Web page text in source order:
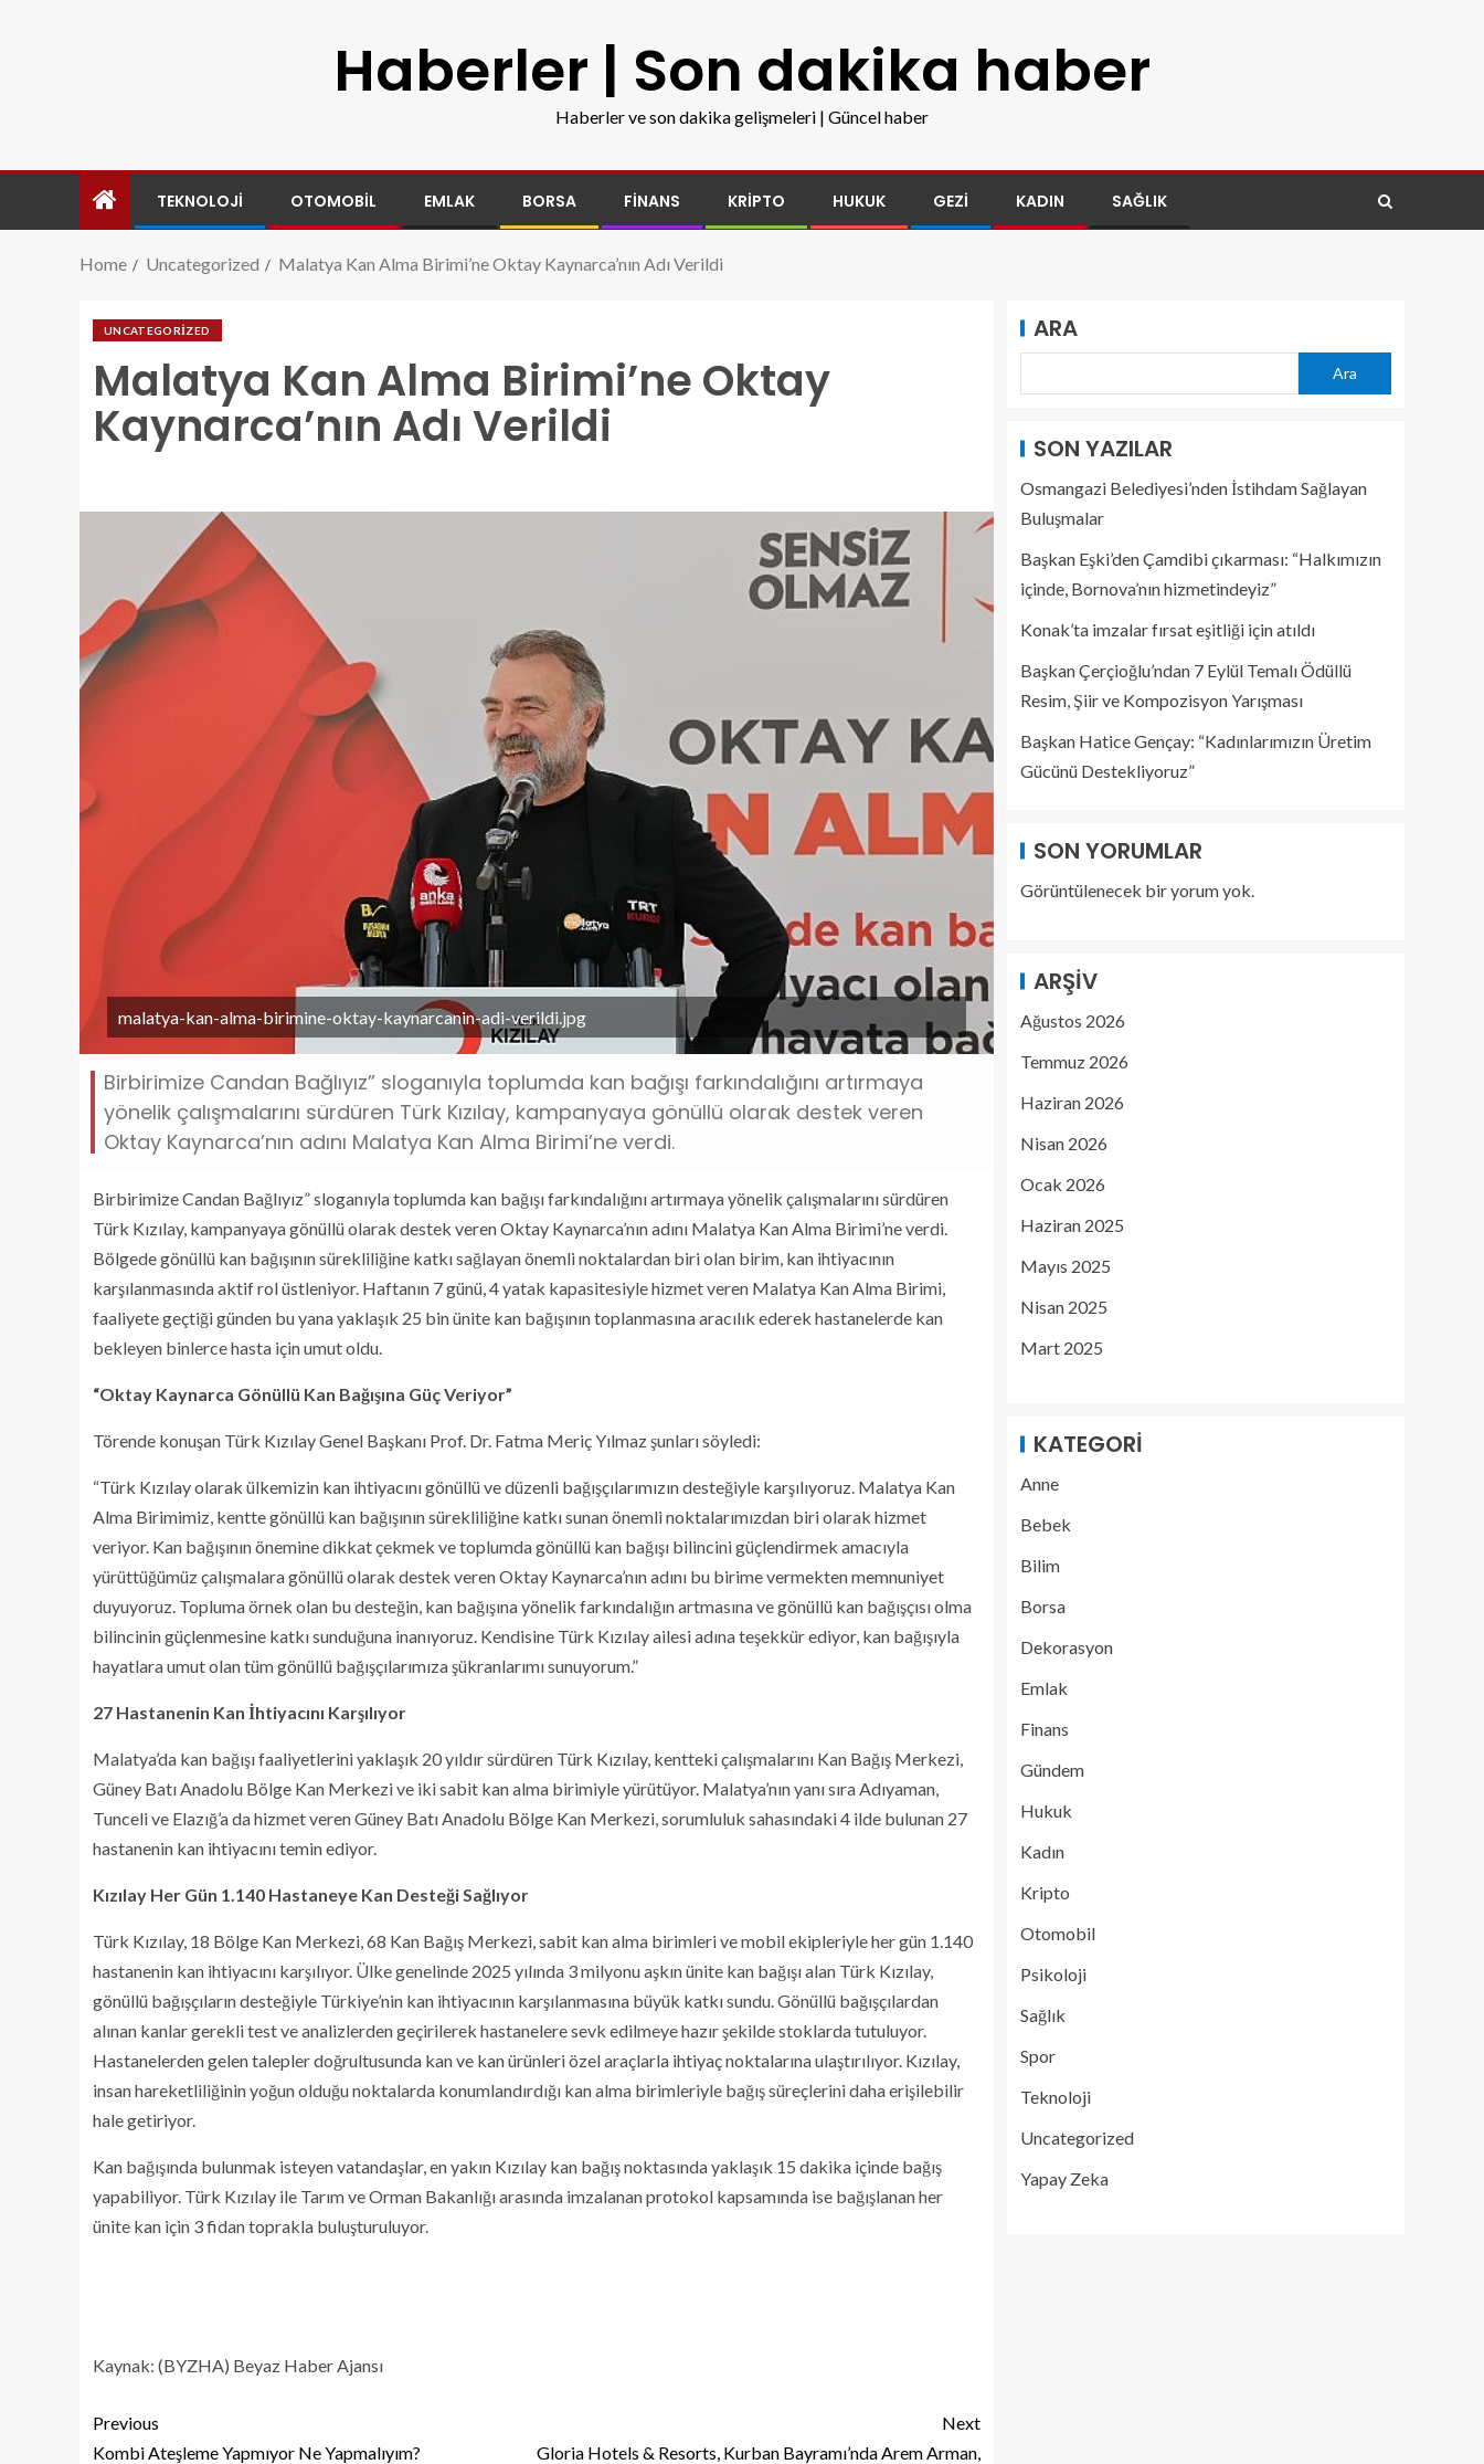
Haberler | Son dakika haber
Haberler ve son dakika gelişmeleri | Güncel haber
TEKNOLOJI OTOMOBIL EMLAK BORSA FINANS KRIPTO HUKUK GEZI KADIN SAĞLIK
Home Uncategorized Malatya Kan Alma Birimi’ne Oktay Kaynarca’nın Adı Verildi
UNCATEGORIZED
Malatya Kan Alma Birimi’ne Oktay
Kaynarca’nın Adı Verildi
malatya-kan-alma-birimine-oktay-kaynarcanin-adi-verildi.jpg
Birbirimize Candan Bağlıyız” sloganıyla toplumda kan bağışı farkındalığını artırmaya
yönelik çalışmalarını sürdüren Türk Kızılay, kampanyaya gönüllü olarak destek veren
Oktay Kaynarca’nın adını Malatya Kan Alma Birimi’ne verdi.
Birbirimize Candan Bağlıyız” sloganıyla toplumda kan bağışı farkındalığını artırmaya yönelik çalışmalarını sürdüren
Türk Kızılay, kampanyaya gönüllü olarak destek veren Oktay Kaynarca’nın adını Malatya Kan Alma Birimi’ne verdi.
Bölgede gönüllü kan bağışının sürekliliğine katkı sağlayan önemli noktalardan biri olan birim, kan ihtiyacının
karşılanmasında aktif rol üstleniyor. Haftanın 7 günü, 4 yatak kapasitesiyle hizmet veren Malatya Kan Alma Birimi,
faaliyete geçtiği günden bu yana yaklaşık 25 bin ünite kan bağışının toplanmasına aracılık ederek hastanelerde kan
bekleyen binlerce hasta için umut oldu.
“Oktay Kaynarca Gönüllü Kan Bağışına Güç Veriyor”
Törende konuşan Türk Kızılay Genel Başkanı Prof. Dr. Fatma Meriç Yılmaz şunları söyledi:
“Türk Kızılay olarak ülkemizin kan ihtiyacını gönüllü ve düzenli bağışçılarımızın desteğiyle karşılıyoruz. Malatya Kan
Alma Birimimiz, kentte gönüllü kan bağışının sürekliliğine katkı sunan önemli noktalarımızdan biri olarak hizmet
veriyor. Kan bağışının önemine dikkat çekmek ve toplumda gönüllü kan bağışı bilincini güçlendirmek amacıyla
yürüttüğümüz çalışmalara gönüllü olarak destek veren Oktay Kaynarca’nın adını bu birime vermekten memnuniyet
duyuyoruz. Topluma örnek olan bu desteğin, kan bağışına yönelik farkındalığın artmasına ve gönüllü kan bağışçısı olma
bilincinin güçlenmesine katkı sunduğuna inanıyoruz. Kendisine Türk Kızılay ailesi adına teşekkür ediyor, kan bağışıyla
hayatlara umut olan tüm gönüllü bağışçılarımıza şükranlarımı sunuyorum.”
27 Hastanenin Kan İhtiyacını Karşılıyor
Malatya’da kan bağışı faaliyetlerini yaklaşık 20 yıldır sürdüren Türk Kızılay, kentteki çalışmalarını Kan Bağış Merkezi,
Güney Batı Anadolu Bölge Kan Merkezi ve iki sabit kan alma birimiyle yürütüyor. Malatya’nın yanı sıra Adıyaman,
Tunceli ve Elazığ’a da hizmet veren Güney Batı Anadolu Bölge Kan Merkezi, sorumluluk sahasındaki 4 ilde bulunan 27
hastanenin kan ihtiyacını temin ediyor.
Kızılay Her Gün 1.140 Hastaneye Kan Desteği Sağlıyor
Türk Kızılay, 18 Bölge Kan Merkezi, 68 Kan Bağış Merkezi, sabit kan alma birimleri ve mobil ekipleriyle her gün 1.140
hastanenin kan ihtiyacını karşılıyor. Ülke genelinde 2025 yılında 3 milyonu aşkın ünite kan bağışı alan Türk Kızılay,
gönüllü bağışçıların desteğiyle Türkiye’nin kan ihtiyacının karşılanmasına büyük katkı sundu. Gönüllü bağışçılardan
alınan kanlar gerekli test ve analizlerden geçirilerek hastanelere sevk edilmeye hazır şekilde stoklarda tutuluyor.
Hastanelerden gelen talepler doğrultusunda kan ve kan ürünleri özel araçlarla ihtiyaç noktalarına ulaştırılıyor. Kızılay,
insan hareketliliğinin yoğun olduğu noktalarda konumlandırdığı kan alma birimleriyle bağış süreçlerini daha erişilebilir
hale getiriyor.
Kan bağışında bulunmak isteyen vatandaşlar, en yakın Kızılay kan bağış noktasında yaklaşık 15 dakika içinde bağış
yapabiliyor. Türk Kızılay ile Tarım ve Orman Bakanlığı arasında imzalanan protokol kapsamında ise bağışlanan her
ünite kan için 3 fidan toprakla buluşturuluyor.
Kaynak: (BYZHA) Beyaz Haber Ajansı
Previous
Kombi Ateşleme Yapmıyor Ne Yapmalıyım?
Next
Gloria Hotels & Resorts, Kurban Bayramı’nda Arem Arman,
ARA
Ara
SON YAZILAR
Osmangazi Belediyesi’nden İstihdam Sağlayan
Buluşmalar
Başkan Eşki’den Çamdibi çıkarması: “Halkımızın
içinde, Bornova’nın hizmetindeyiz”
Konak’ta imzalar fırsat eşitliği için atıldı
Başkan Çerçioğlu’ndan 7 Eylül Temalı Ödüllü
Resim, Şiir ve Kompozisyon Yarışması
Başkan Hatice Gençay: “Kadınlarımızın Üretim
Gücünü Destekliyoruz”
SON YORUMLAR
Görüntülenecek bir yorum yok.
ARŞIV
Ağustos 2026
Temmuz 2026
Haziran 2026
Nisan 2026
Ocak 2026
Haziran 2025
Mayıs 2025
Nisan 2025
Mart 2025
KATEGORI
Anne
Bebek
Bilim
Borsa
Dekorasyon
Emlak
Finans
Gündem
Hukuk
Kadın
Kripto
Otomobil
Psikoloji
Sağlık
Spor
Teknoloji
Uncategorized
Yapay Zeka